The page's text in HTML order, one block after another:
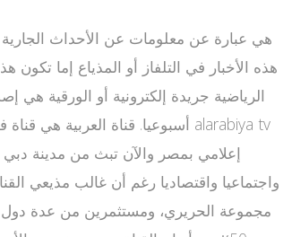
هذه الأخبار في التلفاز أو المذياع إما تكون
الرياضية جريدة إلكترونية أو الورقية